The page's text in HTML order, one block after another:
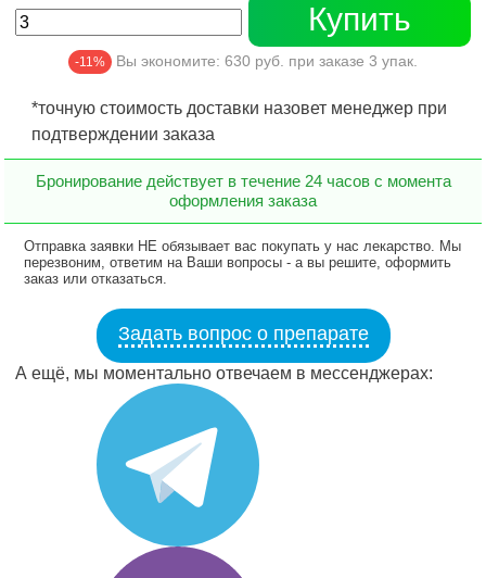
Купить
-11% Вы экономите: 630 руб. при заказе 3 упак.
*точную стоимость доставки назовет менеджер при
подтверждении заказа
Бронирование действует в течение 24 часов с момента
оформления заказа
Отправка заявки НЕ обязывает вас покупать у нас лекарство. Мы
перезвоним, ответим на Ваши вопросы - а вы решите, оформить
заказ или отказаться.
Задать вопрос о препарате
А ещё, мы моментально отвечаем в мессенджерах: